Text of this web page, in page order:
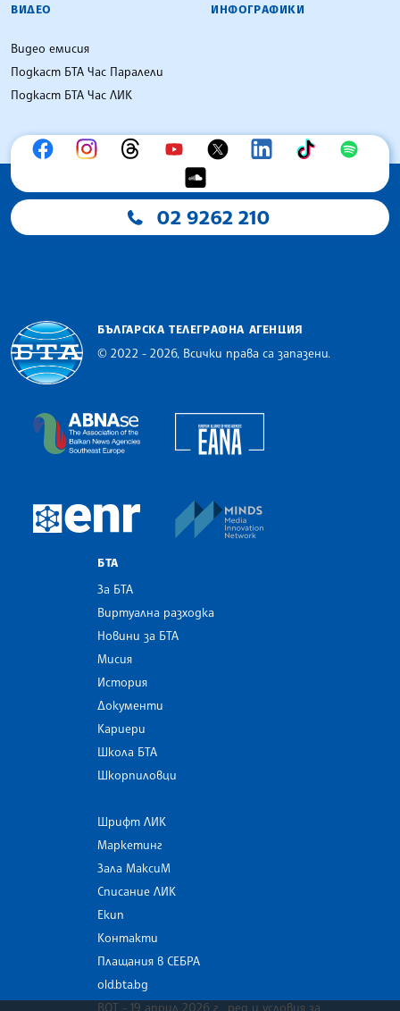
ВИДЕО
Видео емисия
Подкаст БТА Час Паралели
Подкаст БТА Час ЛИК
ИНФОГРАФИКИ
02 9262 210
БЪЛГАРСКА ТЕЛЕГРАФНА АГЕНЦИЯ
© 2022 - 2026, Всички права са запазени.
The Assocoation of the Balkan News Agencies
European Newsroom
БТА
За БТА
Виртуална разходка
Новини за БТА
Мисия
История
Документи
Кариери
Школа БТА
Шкорпиловци
Шрифт ЛИК
Маркетинг
Зала МаксиМ
Списание ЛИК
Екип
Контакти
Плащания в СЕБРА
old.bta.bg
ВОТ - 19 април 2026 г . ред и условия за